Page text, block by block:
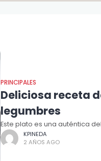
PRINCIPALES
Deliciosa receta
legumbres
Este plato es una auténtica
KPINEDA
2 AÑOS AGO